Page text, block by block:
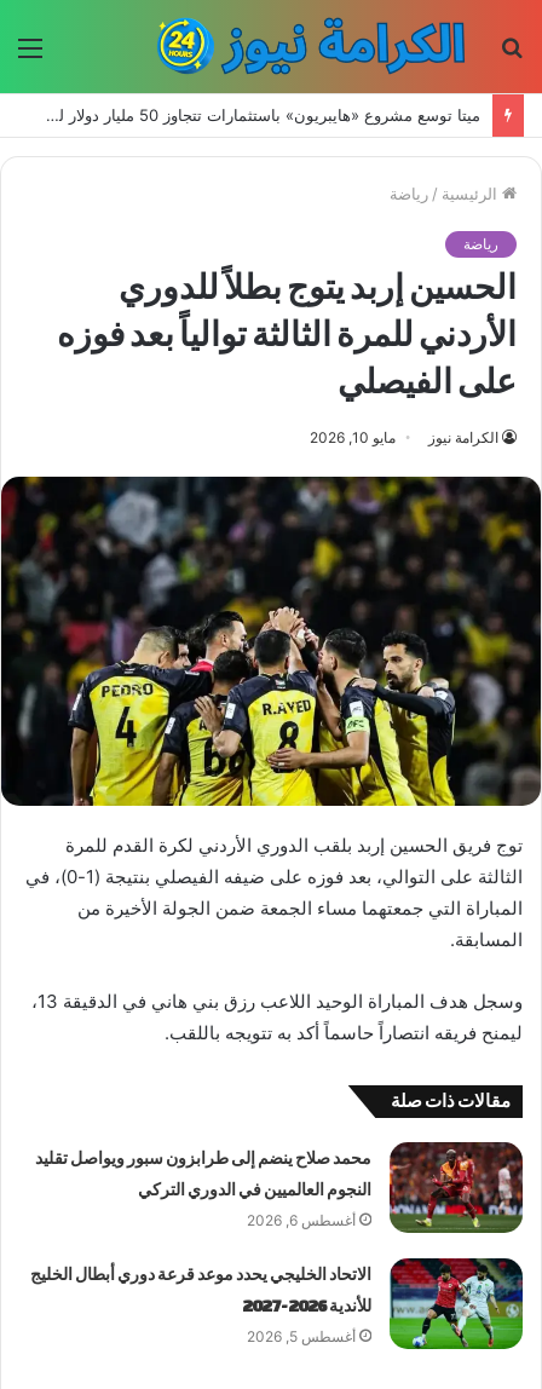
ميتا توسع مشروع «هايبريون» باستثمارات تتجاوز 50 مليار دولار لتعزيز قدراتها في الذكاء الاصطناعي
الرئيسية / رياضة
رياضة
الحسين إربد يتوج بطلاً للدوري
الأردني للمرة الثالثة توالياً بعد فوزه
على الفيصلي
الكرامة نيوز مايو 10, 2026
توج فريق الحسين إربد بلقب الدوري الأردني لكرة القدم للمرة
الثالثة على التوالي، بعد فوزه على ضيفه الفيصلي بنتيجة (1-0)، في
المباراة التي جمعتهما مساء الجمعة ضمن الجولة الأخيرة من
المسابقة.
وسجل هدف المباراة الوحيد اللاعب رزق بني هاني في الدقيقة 13،
ليمنح فريقه انتصاراً حاسماً أكد به تتويجه باللقب.
مقالات ذات صلة
محمد صلاح ينضم إلى طرابزون سبور ويواصل تقليد
النجوم العالميين في الدوري التركي
أغسطس 6, 2026
الاتحاد الخليجي يحدد موعد قرعة دوري أبطال الخليج
للأندية 2026-2027
أغسطس 5, 2026